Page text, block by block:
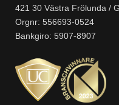
421 30 Västra Frölunda /
Orgnr: 556693-0524
Bankgiro: 5907-8907